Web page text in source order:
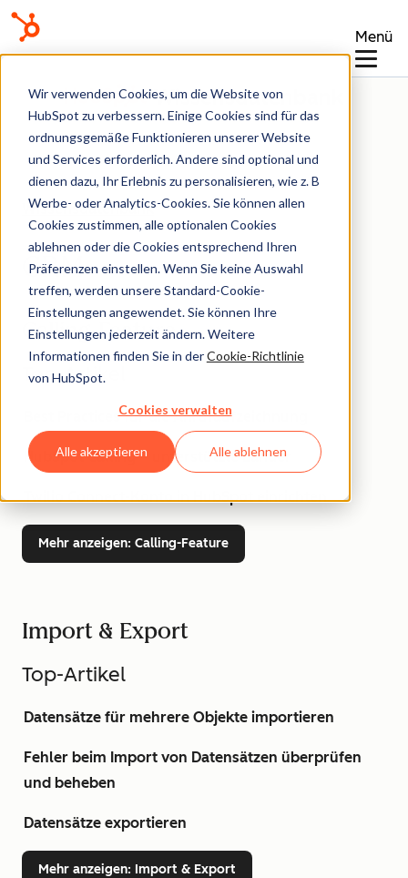
Wir verwenden Cookies, um die Website von
HubSpot zu verbessern. Einige Cookies sind für das
ordnungsgemäße Funktionieren unserer Website
und Services erforderlich. Andere sind optional und
dienen dazu, Ihr Erlebnis zu personalisieren, wie z. B
Werbe- oder Analytics-Cookies. Sie können allen
Cookies zustimmen, alle optionalen Cookies
ablehnen oder die Cookies entsprechend Ihren
Präferenzen einstellen. Wenn Sie keine Auswahl
treffen, werden unsere Standard-Cookie-
Einstellungen angewendet. Sie können Ihre
Einstellungen jederzeit ändern. Weitere
Informationen finden Sie in derCookie-Richtlinie
von HubSpot.
Cookies verwalten
Alle akzeptieren Alle ablehnen
Menü
Wissensdatenbank
Wissensdatenbank
CRM
Calling-Feature
Top-Artikel
Best Practices für die Anrufaufzeichnung
HubSpot Calling – unterstützte Länder
Twilio Connect-Konto in HubSpot einrichten
Mehr anzeigen: Calling-Feature
Import & Export
Top-Artikel
Datensätze für mehrere Objekte importieren
Fehler beim Import von Datensätzen überprüfen
und beheben
Datensätze exportieren
Mehr anzeigen: Import & Export